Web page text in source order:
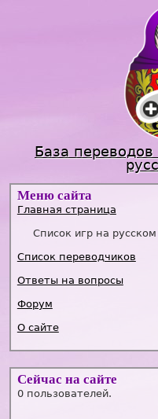
База
Меню сайта
Главная страница
Список игр на русском
Список переводчиков
Ответы на вопросы
Форум
О сайте
Сейчас на сайте
0 пользователей.